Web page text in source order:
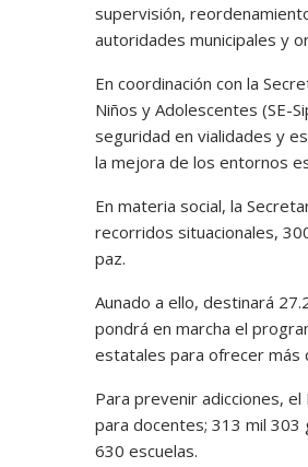
supervisión,
autoridades municipales y
En coordinación con la
Niños y Adolescentes (SE-
seguridad en vialidades y
la mejora de los entornos
En materia social, la
recorridos situacionales,
paz.
Aunado a ello, destinará
pondrá en marcha el
estatales para ofrecer más
Para prevenir adicciones,
para docentes; 313 mil 303
630 escuelas.